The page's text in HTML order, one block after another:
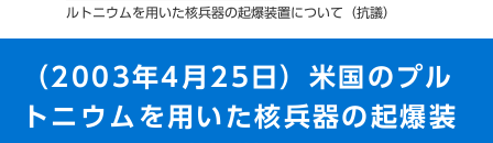
ルトニウムを用いた核兵器の起爆装置について（抗議）
（2003年4月25日）米国のプル
トニウムを用いた核兵器の起爆装